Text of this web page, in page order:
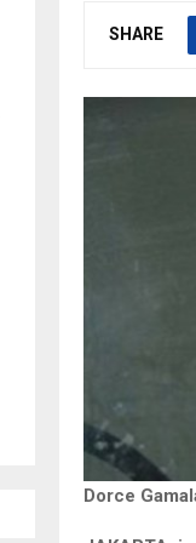
SHARE
Dorce